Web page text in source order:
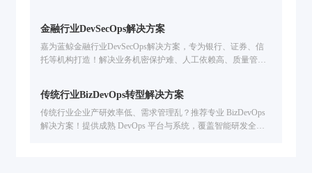
金融行业DevSecOps解决方案
嘉为蓝鲸金融行业DevSecOps解决方案，专为银行、证券、信
托等机构打造！解决业务机密保护难、人工依赖高、质量管控
字资产安全
传统行业BizDevOps转型解决方案
传统行业企业产研效率低、需求管理乱？推荐专业 BizDevOps
解决方案！提供成熟 DevOps 平台与系统，覆盖智能研发全流